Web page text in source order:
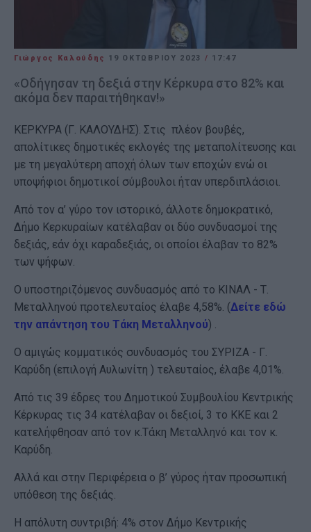
Γιώργος Καλούδης 19 ΟΚΤΩΒΡΊΟΥ 2023 / 17:47
«Οδήγησαν τη δεξιά στην Κέρκυρα στο 82% και
ακόμα δεν παραιτήθηκαν!»
ΚΕΡΚΥΡΑ (Γ. ΚΑΛΟΥΔΗΣ). Στις πλέον βουβές,
απολίτικες δημοτικές εκλογές της μεταπολίτευσης και
με τη μεγαλύτερη αποχή όλων των εποχών ενώ οι
υποψήφιοι δημοτικοί σύμβουλοι ήταν υπερδιπλάσιοι.
Από τον α’ γύρο τον ιστορικό, άλλοτε δημοκρατικό,
Δήμο Κερκυραίων κατέλαβαν οι δύο συνδυασμοί της
δεξιάς, εάν όχι καραδεξιάς, οι οποίοι έλαβαν το 82%
των ψήφων.
Ο υποστηριζόμενος συνδυασμός από το ΚΙΝΑΛ - Τ.
Μεταλληνού προτελευταίος έλαβε 4,58%. (Δείτε εδώ
την απάντηση του Τάκη Μεταλληνού) .
Ο αμιγώς κομματικός συνδυασμός του ΣΥΡΙΖΑ - Γ.
Καρύδη (επιλογή Αυλωνίτη ) τελευταίος, έλαβε 4,01%.
Από τις 39 έδρες του Δημοτικού Συμβουλίου Κεντρικής
Κέρκυρας τις 34 κατέλαβαν οι δεξιοί, 3 το ΚΚΕ και 2
κατελήφθησαν από τον κ.Τάκη Μεταλληνό και τον κ.
Καρύδη.
Αλλά και στην Περιφέρεια ο β’ γύρος ήταν προσωπική
υπόθεση της δεξιάς.
Η απόλυτη συντριβή: 4% στον Δήμο Κεντρικής